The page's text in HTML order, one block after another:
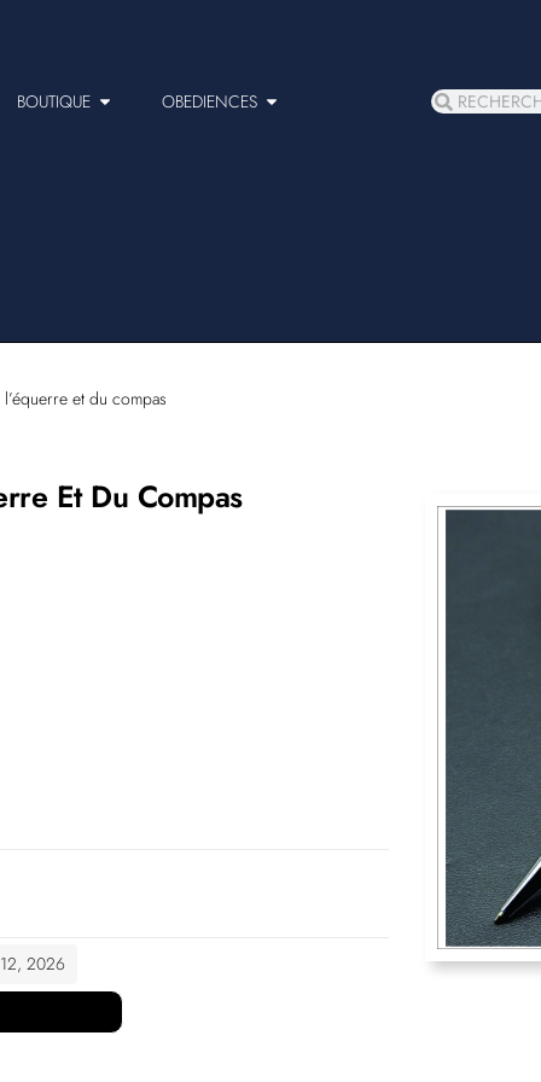
BOUTIQUE OBEDIENCES
et du compas
Et Du Compas
2026